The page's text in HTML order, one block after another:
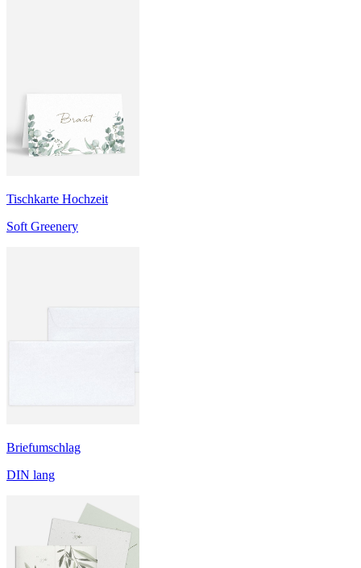
Tischkarte Hochzeit
Soft Greenery
Briefumschlag
DIN lang